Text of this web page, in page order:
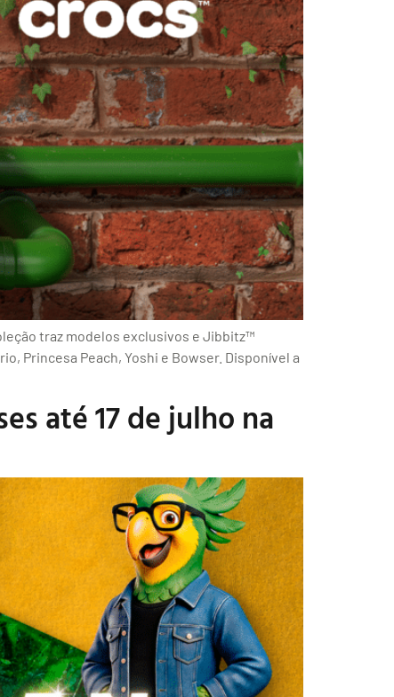
traz modelos exclusivos e Jibbitz™
Princesa Peach, Yoshi e Bowser. Disponível a
até 17 de julho na